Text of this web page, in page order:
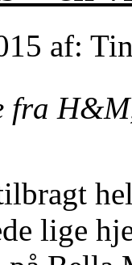
af:
fra
lige